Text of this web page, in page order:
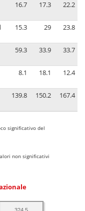
16.7 17.3 22.2
15.3 29 23.8
59.3 33.9 33.7
8.1 18.1 12.4
139.8 150.2 167.4
significativo del
non significativi